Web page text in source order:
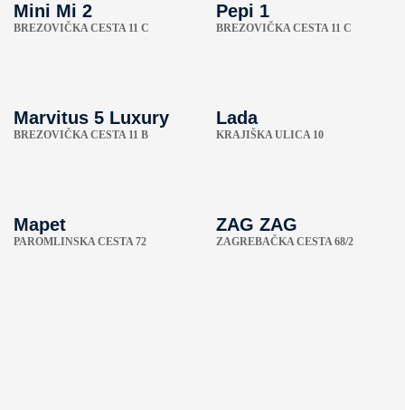
Mini Mi 2
BREZOVIČKA CESTA 11 C
Pepi 1
BREZOVIČKA CESTA 11 C
Marvitus 5 Luxury
BREZOVIČKA CESTA 11 B
Lada
KRAJIŠKA ULICA 10
Mapet
PAROMLINSKA CESTA 72
ZAG ZAG
ZAGREBAČKA CESTA 68/2